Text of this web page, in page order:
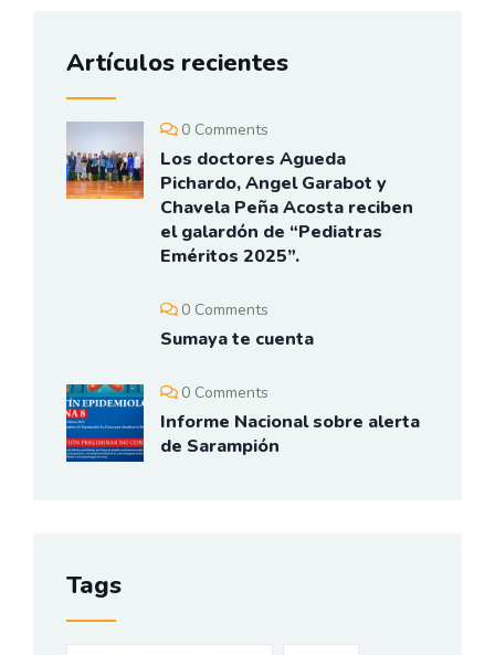
Artículos recientes
0 Comments
Los doctores Agueda
Pichardo, Angel Garabot y
Chavela Peña Acosta reciben
el galardón de “Pediatras
Eméritos 2025”.
0 Comments
Sumaya te cuenta
0 Comments
Informe Nacional sobre alerta
de Sarampión
Tags